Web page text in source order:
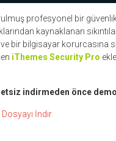
profesyonel bir güvenlik
kaynaklanan
bir bilgisayar korurcasına
iThemes Security Pro
indirmeden önce
Dosyayı İndir